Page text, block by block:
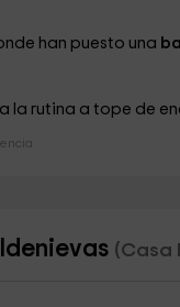
han puesto una
la rutina a tope de
(Casa